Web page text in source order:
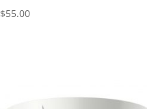
$55.00